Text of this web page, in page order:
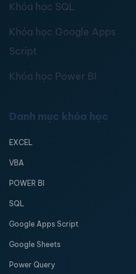
Khóa học SQL
Khóa học Google Apps
Script
Khóa học Power BI
Danh mục khóa học
EXCEL
VBA
POWER BI
SQL
Google Apps Script
Google Sheets
Power Query